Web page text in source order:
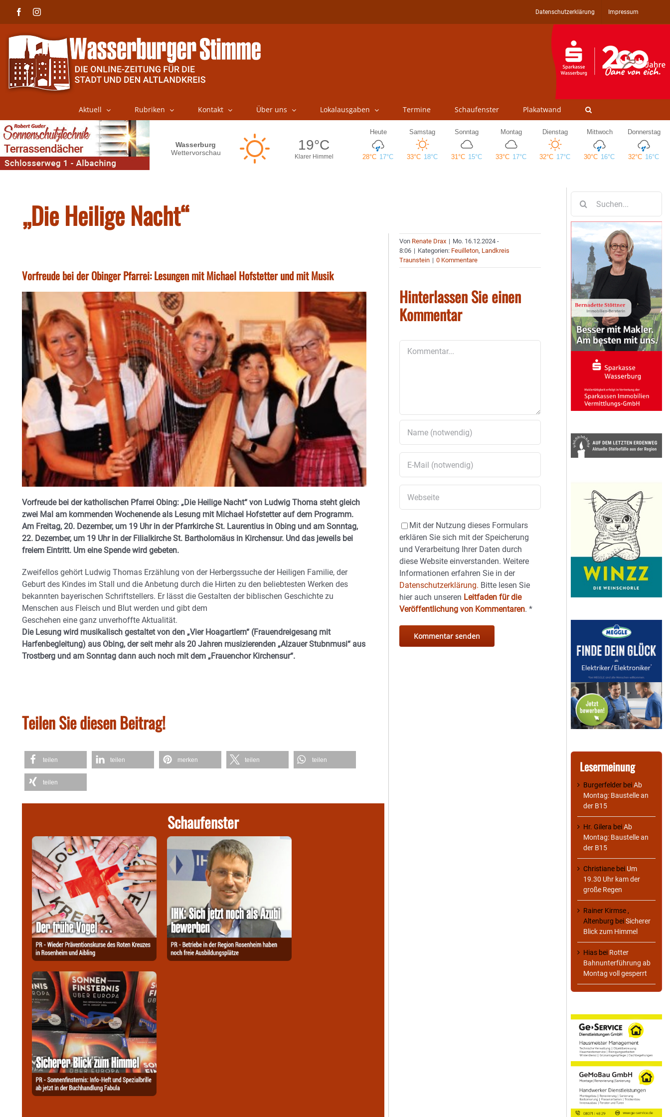
FacebookInstagram Datenschutzerklärung Impressum
Aktuell Rubriken Kontakt Über uns Lokalausgaben Termine Schaufenster Plakatwand
„Die Heilige Nacht“
Vorfreude bei der Obinger Pfarrei: Lesungen mit Michael Hofstetter und mit Musik
Vorfreude bei der katholischen Pfarrei Obing: „Die Heilige Nacht“ von Ludwig Thoma steht gleich
zwei Mal am kommenden Wochenende als Lesung mit Michael Hofstetter auf dem Programm.
Am Freitag, 20. Dezember, um 19 Uhr in der Pfarrkirche St. Laurentius in Obing und am Sonntag,
22. Dezember, um 19 Uhr in der Filialkirche St. Bartholomäus in Kirchensur. Und das jeweils bei
freiem Eintritt. Um eine Spende wird gebeten.
Zweifellos gehört Ludwig Thomas Erzählung von der Herbergssuche der Heiligen Familie, der
Geburt des Kindes im Stall und die Anbetung durch die Hirten zu den beliebtesten Werken des
bekannten bayerischen Schriftstellers. Er lässt die Gestalten der biblischen Geschichte zu
Menschen aus Fleisch und Blut werden und gibt dem
Geschehen eine ganz unverhoffte Aktualität.
Die Lesung wird musikalisch gestaltet von den „Vier Hoagartlern“ (Frauendreigesang mit
Harfenbegleitung) aus Obing, der seit mehr als 20 Jahren musizierenden „Alzauer Stubnmusi“ aus
Trostberg und am Sonntag dann auch noch mit dem „Frauenchor Kirchensur“.
Teilen Sie diesen Beitrag!
teilen teilen merken teilen teilen
teilen
Schaufenster
Von Renate Drax | Mo. 16.12.2024 -
8:06 | Kategorien: Feuilleton, Landkreis
Traunstein | 0 Kommentare
Hinterlassen Sie einen
Kommentar
Mit der Nutzung dieses Formulars
erklären Sie sich mit der Speicherung
und Verarbeitung Ihrer Daten durch
diese Website einverstanden. Weitere
Informationen erfahren Sie in der
Datenschutzerklärung. Bitte lesen Sie
hier auch unseren Leitfaden für die
Veröffentlichung von Kommentaren.*
nach:
Lesermeinung
Burgerfelder beiAb
Montag: Baustelle an
der B15
Hr. Gilera beiAb
Montag: Baustelle an
der B15
Christiane bei Um
19.30 Uhr kam der
große Regen
Rainer Kirmse ,
Altenburg beiSicherer
Blick zum Himmel
Hias bei Rotter
Bahnunterführung ab
Montag voll gesperrt